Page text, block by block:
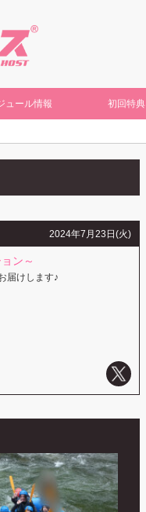
ュール情報 初回特典
2024年7月23日(火)
ン～
届けします♪